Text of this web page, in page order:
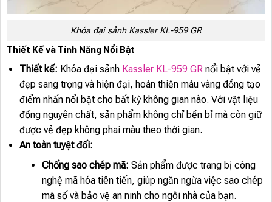
Khóa đại sảnh Kassler KL-959 GR
Thiết Kế và Tính Năng Nổi Bật
Thiết kế: Khóa đại sảnhKassler KL-959 GRnổi bật với vẻ
đẹp sang trọng và hiện đại, hoàn thiện màu vàng đồng tạo
điểm nhấn nổi bật cho bất kỳ không gian nào. Với vật liệu
đồng nguyên chất, sản phẩm không chỉ bền bỉ mà còn giữ
được vẻ đẹp không phai màu theo thời gian.
An toàn tuyệt đối:
Chống sao chép mã: Sản phẩm được trang bị công
nghệ mã hóa tiên tiến, giúp ngăn ngừa việc sao chép
mã số và bảo vệ an ninh cho ngôi nhà của bạn.